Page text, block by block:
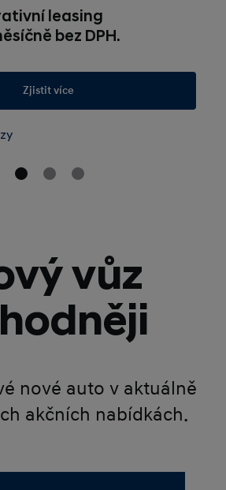
leasing
bez DPH.
Zjistit více
vůz
nové auto v aktuálně
akčních nabídkách.